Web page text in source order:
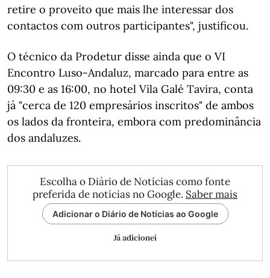
retire o proveito que mais lhe interessar dos
contactos com outros participantes", justificou.
O técnico da Prodetur disse ainda que o VI
Encontro Luso-Andaluz, marcado para entre as
09:30 e as 16:00, no hotel Vila Galé Tavira, conta
já "cerca de 120 empresários inscritos" de ambos
os lados da fronteira, embora com predominância
dos andaluzes.
Escolha o Diário de Notícias como fonte
preferida de notícias no Google. Saber mais
Adicionar o Diário de Notícias ao Google
Já adicionei